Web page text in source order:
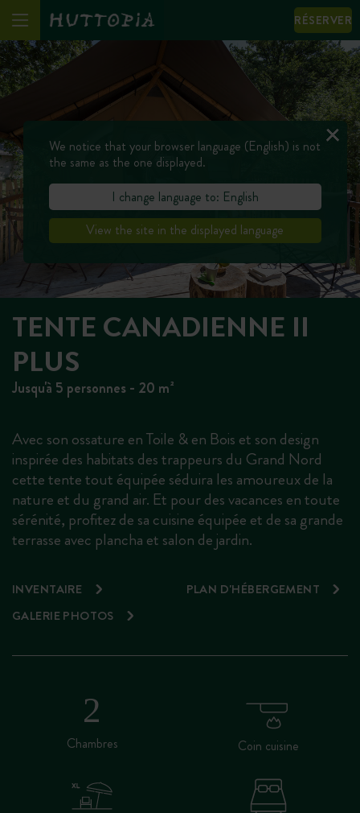
RÉSERVER
TENTE CANADIENNE II
PLUS
Jusqu'à 5 personnes - 20 m²
Avec son ossature en Toile & en Bois et son design
inspirée des habitats des trappeurs du Grand Nord
cette tente tout équipée séduira les amoureux de la
nature et du grand air. Et pour des vacances en toute
sérénité, profitez de sa cuisine équipée et de sa grande
terrasse avec plancha et salon de jardin.
INVENTAIRE
PLAN D'HÉBERGEMENT
GALERIE PHOTOS
Chambres Coin cuisine
We notice that your browser language (English) is not
the same as the one displayed.
I change language to: English
View the site in the displayed language